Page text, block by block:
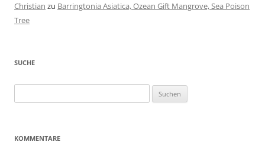
Christian zu Barringtonia Asiatica, Ozean Gift Mangrove, Sea Poison
Tree
SUCHE
nach:
KOMMENTARE